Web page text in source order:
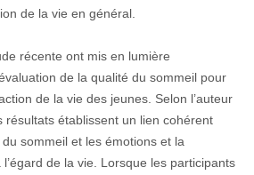
de la vie en général.
récente ont mis en lumière
de la qualité du sommeil pour
de la vie des jeunes. Selon l’auteur
résultats établissent un lien cohérent
sommeil et les émotions et la
de la vie. Lorsque les participants